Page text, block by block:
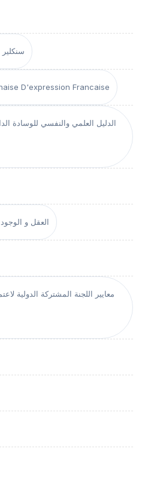
دليل برمجة حاسب سبكتروم (ZX) سنكلير
D'expression Francaise
الدليل العلمي والنفسي للوسادة
العقل و
معايير اللجنة المشتركة الدولية